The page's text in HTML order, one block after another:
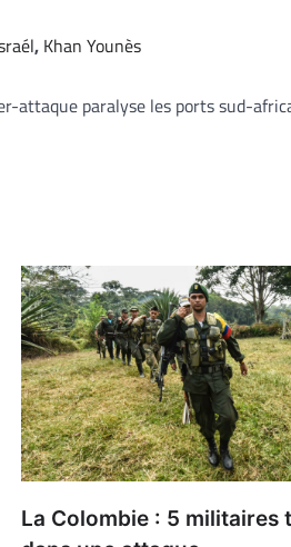
, Khan Younès
attaque paralyse les ports sud-
La Colombie : 5 militaires